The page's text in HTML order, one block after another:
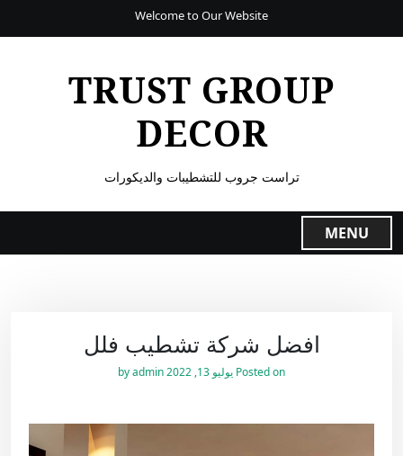
Welcome to Our Website
TRUST GROUP
DECOR
تراست جروب للتشطيبات والديكورات
MENU
افضل شركة تشطيب فلل
Posted on يوليو 13, 2022 admin